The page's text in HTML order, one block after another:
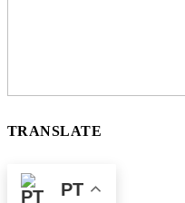
TRANSLATE
PT